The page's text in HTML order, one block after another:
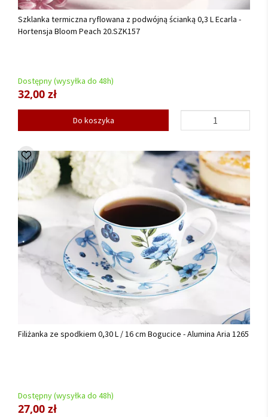
Szklanka termiczna ryflowana z podwójną ścianką 0,3 L Ecarla -
Hortensja Bloom Peach 20.SZK157
Dostępny (wysyłka do 48h)
32,00 zł
Do koszyka
Filiżanka ze spodkiem 0,30 L / 16 cm Bogucice - Alumina Aria 1265
Dostępny (wysyłka do 48h)
27,00 zł